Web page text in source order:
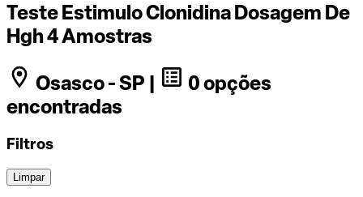
Teste Estimulo Clonidina Dosagem De
Hgh 4 Amostras
Osasco - SP |
0 opções
encontradas
Filtros
Limpar